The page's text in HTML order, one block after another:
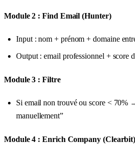
Module 2 : Find Email (Hunter)
Input : nom + prénom + domaine
Output : email professionnel + score
Module 3 : Filtre
Si email non trouvé ou score < 70%
manuellement”
Module 4 : Enrich Company (Clearbit)